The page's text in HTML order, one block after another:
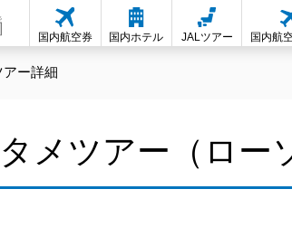
国内航空券 国内ホテル JALツアー 国内航
アー詳細
メツアー（ロー